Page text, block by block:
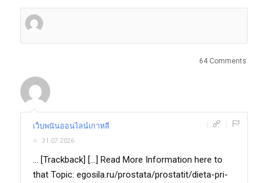
64 Comments
เว็บพนันออนไลน์เกาหลี
31.07.2026
... [Trackback] [...] Read More Information here to
that Topic: egosila.ru/prostata/prostatit/dieta-pri-